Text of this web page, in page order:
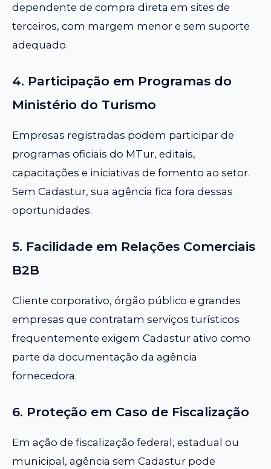
dependente de compra direta em sites de
terceiros, com margem menor e sem suporte
adequado.
4. Participação em Programas do
Ministério do Turismo
Empresas registradas podem participar de
programas oficiais do MTur, editais,
capacitações e iniciativas de fomento ao setor.
Sem Cadastur, sua agência fica fora dessas
oportunidades.
5. Facilidade em Relações Comerciais
B2B
Cliente corporativo, órgão público e grandes
empresas que contratam serviços turísticos
frequentemente exigem Cadastur ativo como
parte da documentação da agência
fornecedora.
6. Proteção em Caso de Fiscalização
Em ação de fiscalização federal, estadual ou
municipal, agência sem Cadastur pode